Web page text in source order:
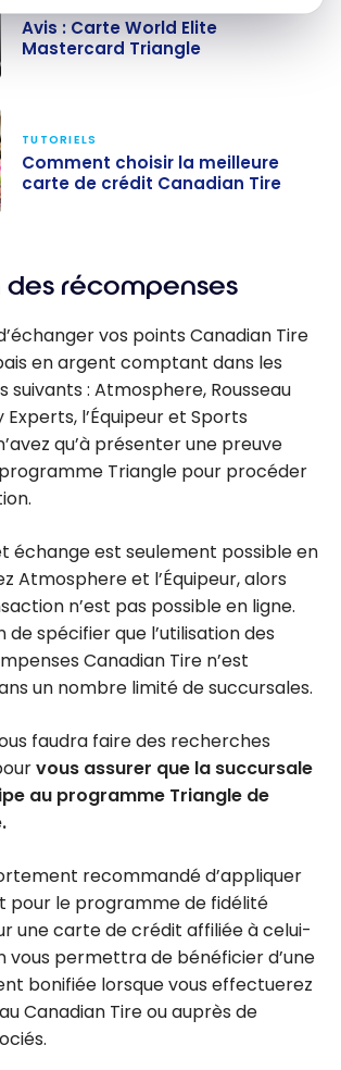
Avis : Carte World Elite
Mastercard Triangle
TUTORIELS
Comment choisir la meilleure
carte de crédit Canadian Tire
des récompenses
vos points Canadian Tire
en argent comptant dans les
suivants : Atmosphere, Rousseau
l’Équipeur et Sports
qu’à présenter une preuve
programme Triangle pour procéder
échange est seulement possible en
Atmosphere et l’Équipeur, alors
n’est pas possible en ligne.
de spécifier que l’utilisation des
Canadian Tire n’est
un nombre limité de succursales.
faudra faire des recherches
vous assurer que la succursale
au programme Triangle de
recommandé d’appliquer
pour le programme de fidélité
une carte de crédit affiliée à celui-
vous permettra de bénéficier d’une
bonifiée lorsque vous effectuerez
Canadian Tire ou auprès de